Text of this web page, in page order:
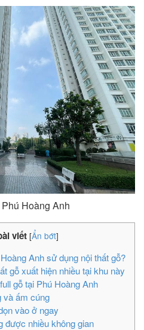
Hoàng Anh
viết[Ẩn bớt]
Anh sử dụng nội thất gỗ?
gỗ xuất hiện nhiều tại khu này
gỗ tại Phú Hoàng Anh
và ấm cúng
vào ở ngay
được nhiều không gian